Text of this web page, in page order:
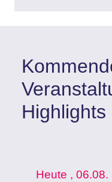
Highlights
Heute , 06.08.